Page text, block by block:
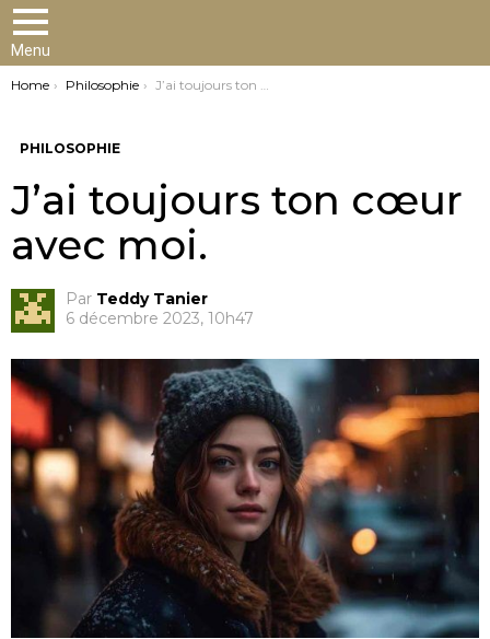
Menu
You are here:
Home Philosophie J’ai toujours ton cœur avec moi.
PHILOSOPHIE
J’ai toujours ton cœur
avec moi.
Par Teddy Tanier
6 décembre 2023, 10h47